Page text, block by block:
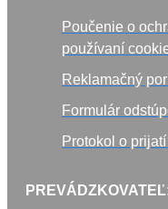
Poučenie o
používaní
Reklamačný
Formulár
Protokol o